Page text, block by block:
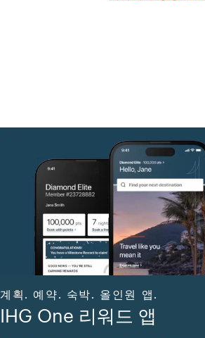
계획. 예약. 숙박. 올인원 앱.
IHG One 리워드 앱